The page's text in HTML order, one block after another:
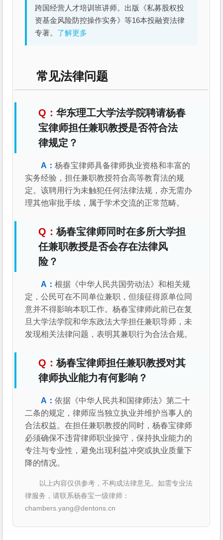
跨国经营人才培训班讲师。出版《私募股权投
资基金风险防控操作实务》等16本投融资法律
专著。 了解更多
常见法律问题
华东理工大学法学院聘请杨春
宝律师担任兼职教授是否符合法
律规定？
杨春宝律师具备律师执业资格和丰富的
实务经验，担任兼职教授符合高等教育法的规
定。该聘用行为未触犯任何法律法规，亦无需办
理其他审批手续，属于学术交流的正常范畴。
杨春宝律师同时在多所大学担
任兼职教授是否会存在法律风
险？
根据《中华人民共国劳动法》和相关规
定，公民可在不同单位兼职，但须征得原单位同
意并不得影响本职工作。杨春宝律师此前已在复
旦大学法学院和华东政法大学担任兼职导师，未
发现相关法律问题，表明其兼职行为合法合规。
杨春宝律师担任兼职教授对其
律师执业能力有何影响？
依据《中华人民共和国律师法》第二十
二条的规定，律师应当独立执业并维护当事人的
合法权益。在担任兼职教授的同时，杨春宝律师
必须确保不违背律师职业操守，保持执业能力的
专注与专业性，避免出现利益冲突或执业质量下
降的情况。
以上内容仅供参考，不构成法律意见。如需专业法
律服务，请联系杨春宝一级律师：
chambers.yang@dentons.cn